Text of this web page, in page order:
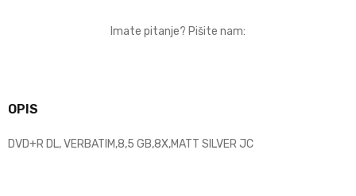
Imate pitanje? Pišite nam:
OPIS
DVD+R DL, VERBATIM,8,5 GB,8X,MATT SILVER JC